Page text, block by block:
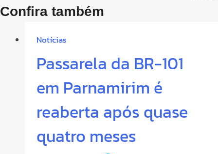
Confira também
Notícias
Passarela da BR-101
em Parnamirim é
reaberta após quase
quatro meses